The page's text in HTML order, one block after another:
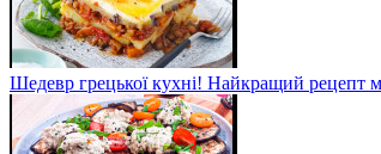
Шедевр грецької кухні! Найкращий рецепт